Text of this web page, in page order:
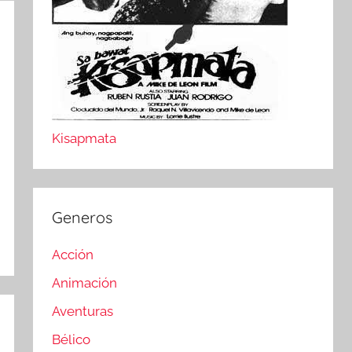
Kisapmata
Generos
Acción
Animación
Aventuras
Bélico